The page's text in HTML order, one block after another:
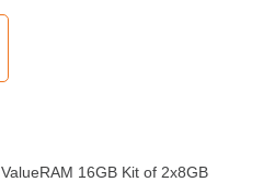
16GB Kit of 2x8GB